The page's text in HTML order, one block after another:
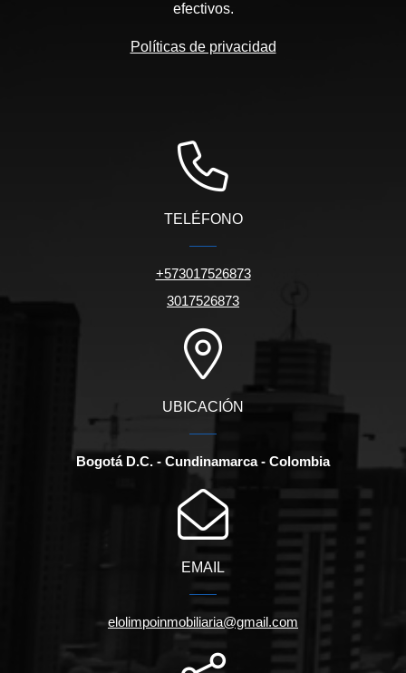
efectivos.
Políticas de privacidad
TELÉFONO
+573017526873
3017526873
UBICACIÓN
Bogotá D.C. - Cundinamarca - Colombia
EMAIL
elolimpoinmobiliaria@gmail.com